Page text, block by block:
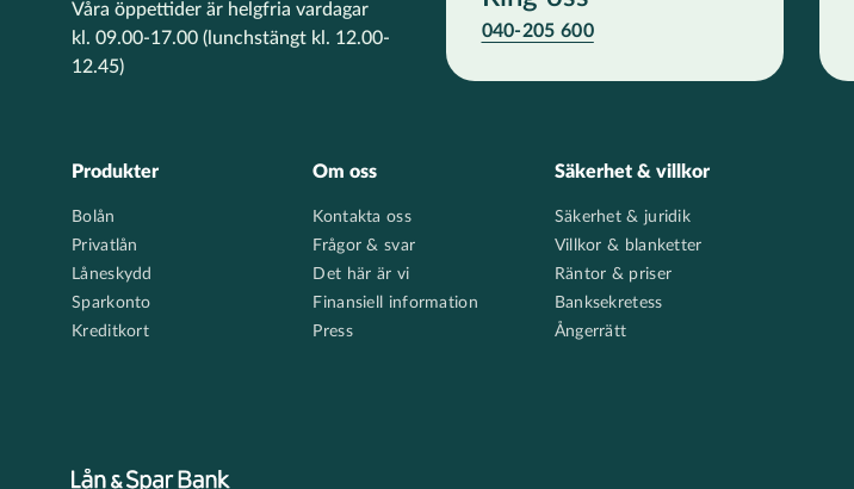
Våra öppettider är helgfria vardagar
kl. 09.00-17.00 (lunchstängt kl. 12.00-
12.45)
040-205 600
Footer
Produkter
Bolån
Privatlån
Låneskydd
Sparkonto
Kreditkort
Om oss
Kontakta oss
Frågor & svar
Det här är vi
Finansiell information
Press
Säkerhet & villkor
Säkerhet & juridik
Villkor & blanketter
Räntor & priser
Banksekretess
Ångerrätt